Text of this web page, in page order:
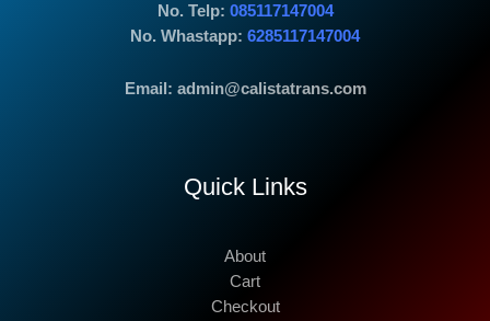
No. Telp: 085117147004
No. Whastapp: 6285117147004
Email: admin@calistatrans.com
Quick Links
About
Cart
Checkout